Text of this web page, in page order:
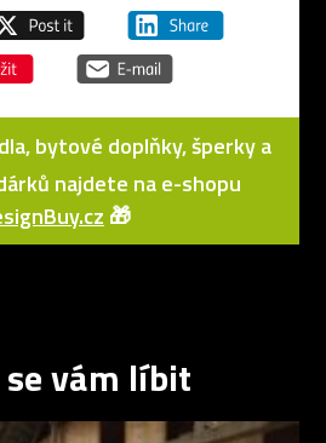
bytové doplňky, šperky a
najdete na e-shopu
🎁
se vám líbit